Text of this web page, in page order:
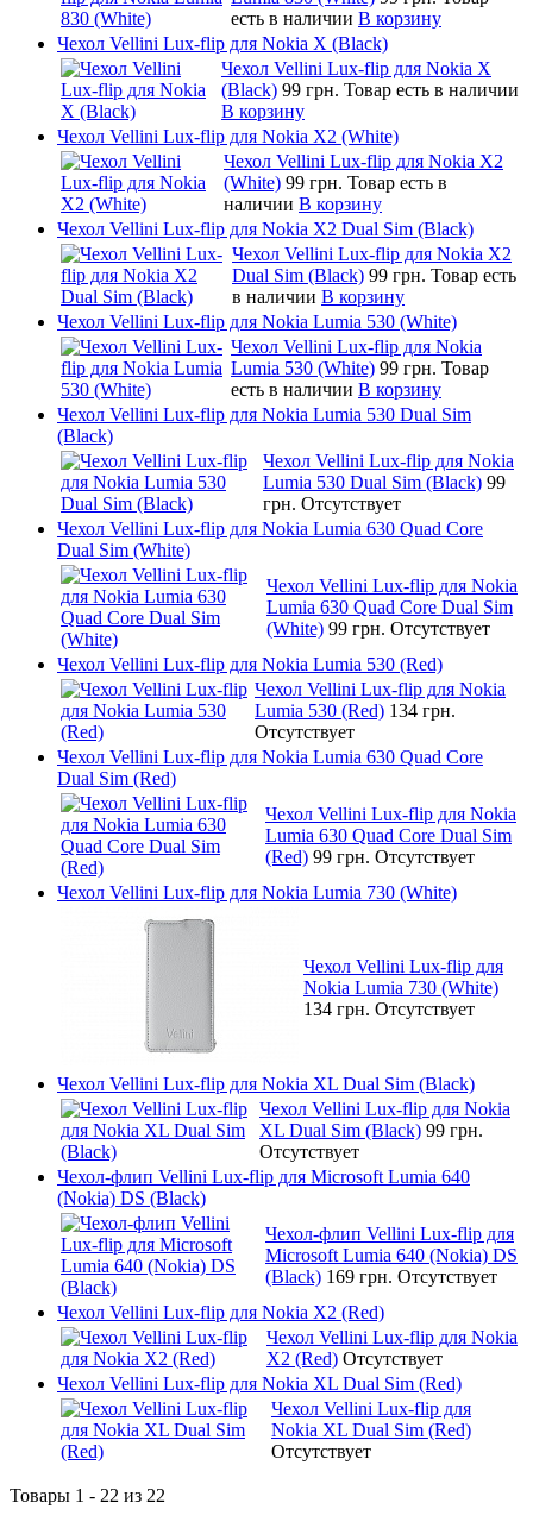
есть в наличии В корзину
Чехол Vellini Lux-flip для Nokia X (Black)
Чехол Vellini Lux-flip для Nokia X
(Black) 99 грн. Товар есть в наличии
В корзину
Чехол Vellini Lux-flip для Nokia X2 (White)
Чехол Vellini Lux-flip для Nokia X2
(White) 99 грн. Товар есть в
наличии В корзину
Чехол Vellini Lux-flip для Nokia X2 Dual Sim (Black)
Чехол Vellini Lux-flip для Nokia X2
Dual Sim (Black) 99 грн. Товар есть
в наличии В корзину
Чехол Vellini Lux-flip для Nokia Lumia 530 (White)
Чехол Vellini Lux-flip для Nokia
Lumia 530 (White) 99 грн. Товар
есть в наличии В корзину
Чехол Vellini Lux-flip для Nokia Lumia 530 Dual Sim
(Black)
Чехол Vellini Lux-flip для Nokia
Lumia 530 Dual Sim (Black) 99
грн. Отсутствует
Чехол Vellini Lux-flip для Nokia Lumia 630 Quad Core
Dual Sim (White)
Чехол Vellini Lux-flip для Nokia
Lumia 630 Quad Core Dual Sim
(White) 99 грн. Отсутствует
Чехол Vellini Lux-flip для Nokia Lumia 530 (Red)
Чехол Vellini Lux-flip для Nokia
Lumia 530 (Red) 134 грн.
Отсутствует
Чехол Vellini Lux-flip для Nokia Lumia 630 Quad Core
Dual Sim (Red)
Чехол Vellini Lux-flip для Nokia
Lumia 630 Quad Core Dual Sim
(Red) 99 грн. Отсутствует
Чехол Vellini Lux-flip для Nokia Lumia 730 (White)
Чехол Vellini Lux-flip для
Nokia Lumia 730 (White)
134 грн. Отсутствует
Чехол Vellini Lux-flip для Nokia XL Dual Sim (Black)
Чехол Vellini Lux-flip для Nokia
XL Dual Sim (Black) 99 грн.
Отсутствует
Чехол-флип Vellini Lux-flip для Microsoft Lumia 640
(Nokia) DS (Black)
Чехол-флип Vellini Lux-flip для
Microsoft Lumia 640 (Nokia) DS
(Black) 169 грн. Отсутствует
Чехол Vellini Lux-flip для Nokia X2 (Red)
Чехол Vellini Lux-flip для Nokia
X2 (Red) Отсутствует
Чехол Vellini Lux-flip для Nokia XL Dual Sim (Red)
Чехол Vellini Lux-flip для
Nokia XL Dual Sim (Red)
Отсутствует
Товары 1 - 22 из 22